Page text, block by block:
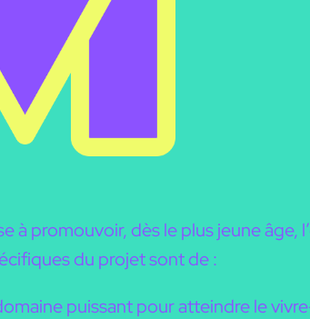
promouvoir, dès le plus jeune âge,
du projet sont de :
puissant pour atteindre le